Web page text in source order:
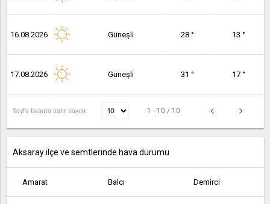
16.08.2026 Güneşli 28 ° 13 °
17.08.2026 Güneşli 31 ° 17 °
Sayfa başına satır sayısı: 1 - 10 / 10
Aksaray ilçe ve semtlerinde hava durumu
Amarat Balcı Demirci